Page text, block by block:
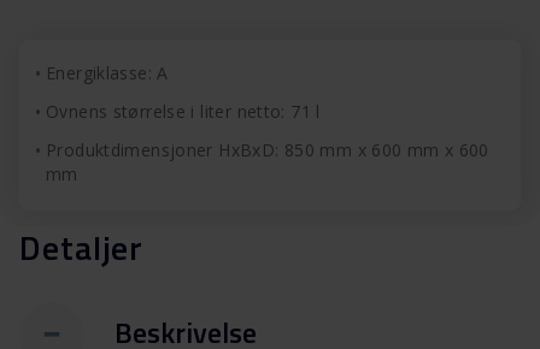
Energiklasse: A
Ovnens størrelse i liter netto: 71 l
Produktdimensjoner HxBxD: 850 mm x 600 mm x 600
mm
Detaljer
Beskrivelse